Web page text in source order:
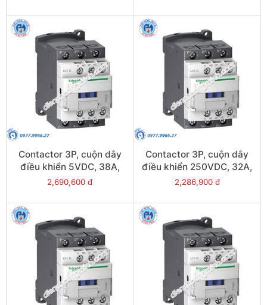
Contactor 3P, cuộn dây
điều khiển 5VDC, 38A,
1N/O, 1N/C - Model
2,690,600 đ
Contactor 3P, cuộn dây
điều khiển 250VDC, 32A,
1N/O, 1N/C - Model
2,286,900 đ